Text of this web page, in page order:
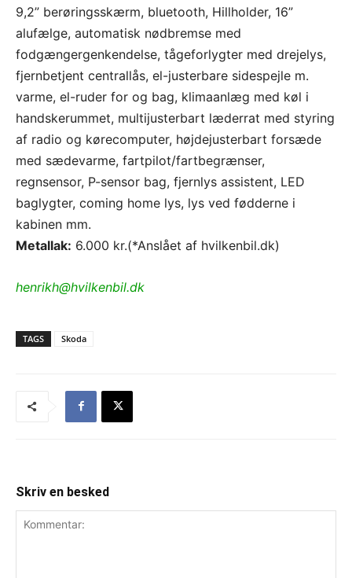
9,2” berøringsskærm, bluetooth, Hillholder, 16”
alufælge, automatisk nødbremse med
fodgængergenkendelse, tågeforlygter med drejelys,
fjernbetjent centrallås, el-justerbare sidespejle m.
varme, el-ruder for og bag, klimaanlæg med køl i
handskerummet, multijusterbart læderrat med styring
af radio og kørecomputer, højdejusterbart forsæde
med sædevarme, fartpilot/fartbegrænser,
regnsensor, P-sensor bag, fjernlys assistent, LED
baglygter, coming home lys, lys ved fødderne i
kabinen mm.
Metallak: 6.000 kr.(*Anslået af hvilkenbil.dk)
henrikh@hvilkenbil.dk
TAGS Skoda
Skriv en besked